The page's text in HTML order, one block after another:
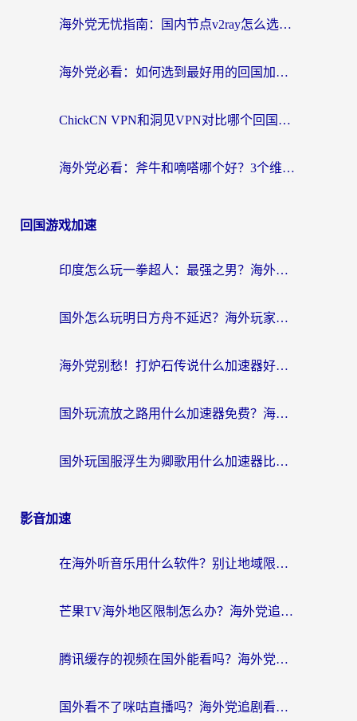
海外党无忧指南：国内节点v2ray怎么选？一键回国VPN+多场景实测帮你避坑
海外党必看：如何选到最好用的回国加速器？从节点到售后的全维度指南
ChickCN VPN和洞见VPN对比哪个回国效果更好？海外党亲测3款加速器+避坑指南
海外党必看：斧牛和嘀嗒哪个好？3个维度教你选对回国加速器
回国游戏加速
印度怎么玩一拳超人：最强之男？海外党国服游戏加速避坑指南
国外怎么玩明日方舟不延迟？海外玩家国服游戏加速终极指南（附DNF梦幻诛仙解决方案）
海外党别愁！打炉石传说什么加速器好用？3个实用技巧解决国服游戏卡顿
国外玩流放之路用什么加速器免费？海外党亲测有效的国服游戏加速指南
国外玩国服浮生为卿歌用什么加速器比较好？海外党亲测不踩坑指南
影音加速
在海外听音乐用什么软件？别让地域限制断了你的华语歌单
芒果TV海外地区限制怎么办？海外党追剧看片的实用加速器选择指南
腾讯缓存的视频在国外能看吗？海外党追剧看片的终极解决方案
国外看不了咪咕直播吗？海外党追剧看片的加速器选择指南